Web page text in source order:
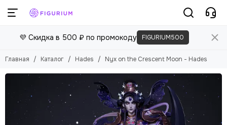
💜 Скидка в 500 ₽ по промокоду FIGURIUM500
Главная Каталог Hades Nyx on the Сrescent Moon - Hades